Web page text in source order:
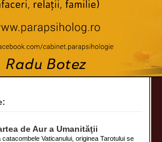
de Aur a Umanităţii
catacombele Vaticanului, originea Tarotului se